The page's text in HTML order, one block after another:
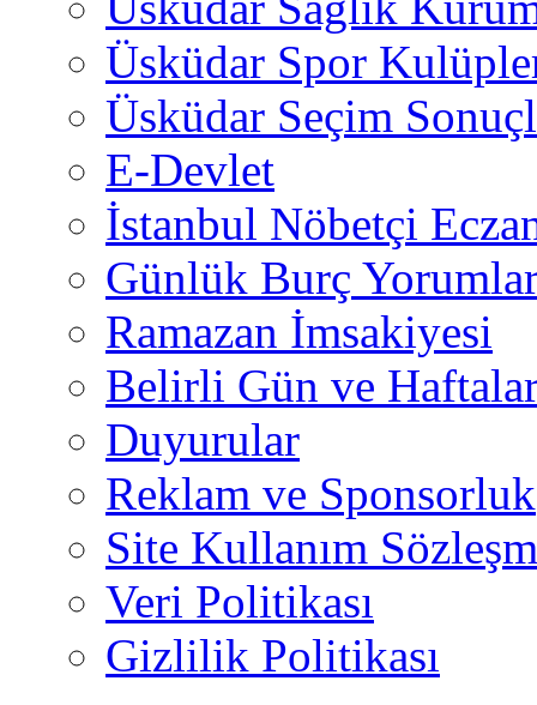
Üsküdar Spor
Üsküdar Seçim
E-Devlet
İstanbul Nöbetçi
Günlük Burç
Ramazan İmsakiyesi
Belirli Gün ve
Duyurular
Reklam ve Sponsorluk
Site Kullanım
Veri Politikası
Gizlilik Politikası